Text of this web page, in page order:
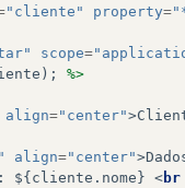
"cliente" property=
scope=
); %>
align="center">
align="center">
${cliente.nome} <br